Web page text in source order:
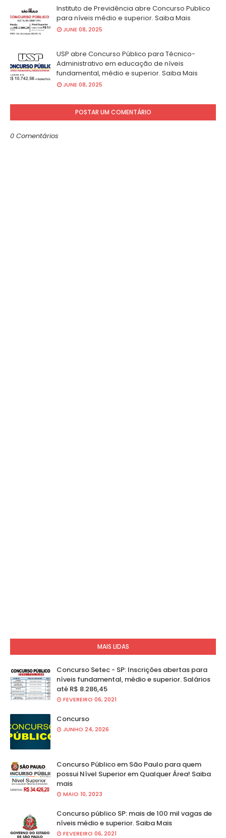
Instituto de Previdência abre Concurso Publico
para níveis médio e superior. Saiba Mais
JUNE 08, 2025
USP abre Concurso Público para Técnico-
Administrativo em educação de níveis
fundamental, médio e superior. Saiba Mais
JUNE 08, 2025
POSTAR UM COMENTÁRIO
0 Comentários
MAIS LIDAS
Concurso Setec - SP: Inscrições abertas para
níveis fundamental, médio e superior. Salários
até R$ 8.286,45
FEVEREIRO 06, 2021
Concurso
JUNHO 24, 2026
Concurso Público em São Paulo para quem
possui Nível Superior em Qualquer Área! Saiba
mais
MAIO 10, 2023
Concurso público SP: mais de 100 mil vagas de
níveis médio e superior. Saiba Mais
FEVEREIRO 06, 2021